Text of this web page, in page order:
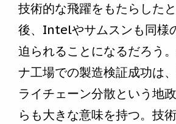
技術的な飛躍をもたらした
後、Intelやサムスンも同様
迫られることになるだろう
ナ工場での製造検証成功は
ライチェーン分散という地
らも大きな意味を持つ。技